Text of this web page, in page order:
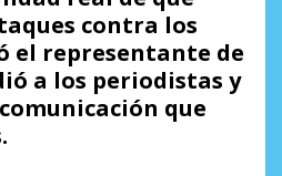
contra los
el representante de
a los periodistas y
que